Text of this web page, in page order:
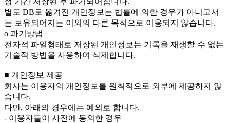
별도 DB로 옮겨진 개인정보는 법률에 의한 경우가 아니고서
는 보유되어지는 이외의 다른 목적으로 이용되지 않습니다.
ο 파기방법
전자적 파일형태로 저장된 개인정보는 기록을 재생할 수 없는
기술적 방법을 사용하여 삭제합니다.
■ 개인정보 제공
회사는 이용자의 개인정보를 원칙적으로 외부에 제공하지 않
습니다.
다만, 아래의 경우에는 예외로 합니다.
- 이용자들이 사전에 동의한 경우